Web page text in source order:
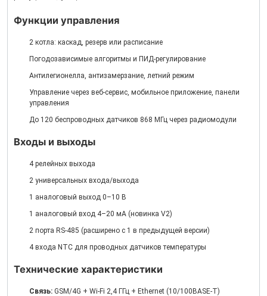
Функции управления
2 котла: каскад, резерв или расписание
Погодозависимые алгоритмы и ПИД-регулирование
Антилегионелла, антизамерзание, летний режим
Управление через веб-сервис, мобильное приложение, панели
управления
До 120 беспроводных датчиков 868 МГц через радиомодули
Входы и выходы
4 релейных выхода
2 универсальных входа/выхода
1 аналоговый выход 0–10 В
1 аналоговый вход 4–20 мА (новинка V2)
2 порта RS-485 (расширено с 1 в предыдущей версии)
4 входа NTC для проводных датчиков температуры
Технические характеристики
Связь: GSM/4G + Wi-Fi 2,4 ГГц + Ethernet (10/100BASE-T)